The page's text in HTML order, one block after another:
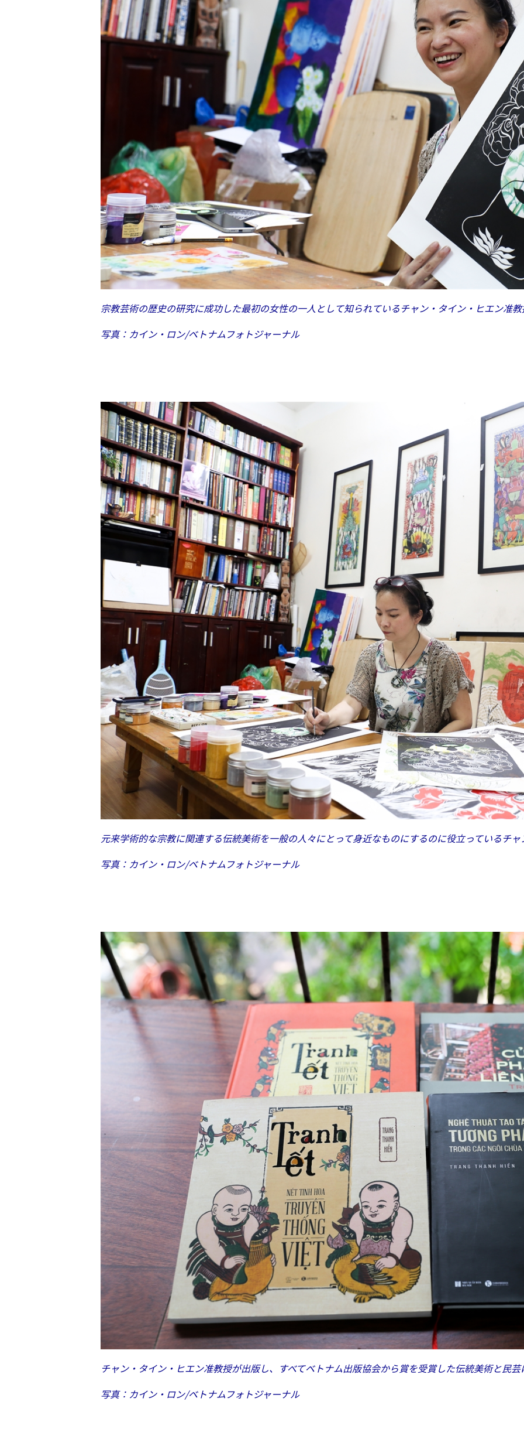
宗教芸術の歴史の研究に成功した最初の女性の一人として知られているチャン・タイン・ヒエン准
写真：カイン・ロン/ベトナムフォトジャーナル
元来学術的な宗教に関連する伝統美術を一般の人々にとって身近なものにするのに役立っているチ
写真：カイン・ロン/ベトナムフォトジャーナル
チャン・タイン・ヒエン准教授が出版し、すべてベトナム出版協会から賞を受賞した伝統美術と民
写真：カイン・ロン/ベトナムフォトジャーナル